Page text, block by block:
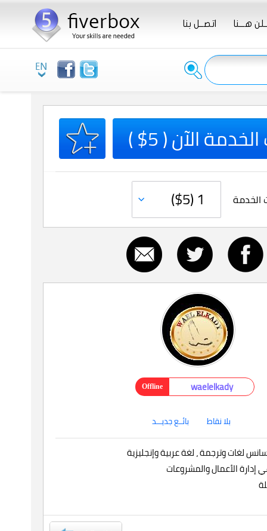
هـــنا اتصــل بنا
الآن ( 5$ )
الخدمة
Offline waelelkady
بائــع جديـــد بلا نقاط
لغات وترجمة ، لغة عربية وإنجليزية
إدارة الأعمال والمشروعات